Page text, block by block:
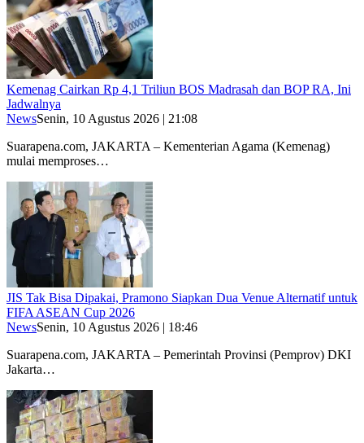
Kemenag Cairkan Rp 4,1 Triliun BOS Madrasah dan BOP RA, Ini
Jadwalnya
NewsSenin, 10 Agustus 2026 | 21:08
Suarapena.com, JAKARTA – Kementerian Agama (Kemenag)
mulai memproses…
JIS Tak Bisa Dipakai, Pramono Siapkan Dua Venue Alternatif untuk
FIFA ASEAN Cup 2026
NewsSenin, 10 Agustus 2026 | 18:46
Suarapena.com, JAKARTA – Pemerintah Provinsi (Pemprov) DKI
Jakarta…